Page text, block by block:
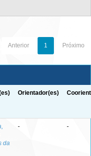
Anterior 1 Próximo
Orientador(es)
da
- -